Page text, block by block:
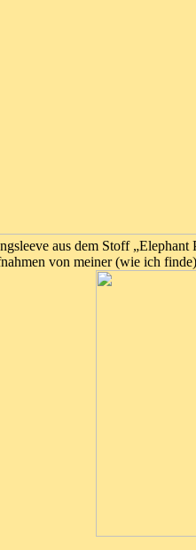
aus dem Stoff „Elephant
von meiner (wie ich